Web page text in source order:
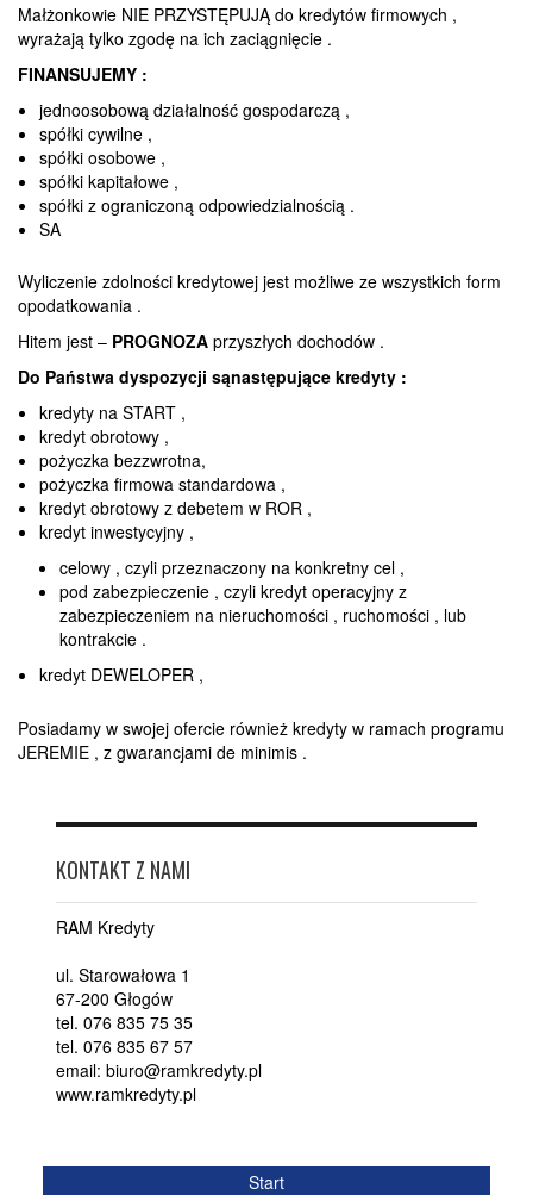
Małżonkowie NIE PRZYSTĘPUJĄ do kredytów firmowych ,
wyrażają tylko zgodę na ich zaciągnięcie .
FINANSUJEMY :
jednoosobową działalność gospodarczą ,
spółki cywilne ,
spółki osobowe ,
spółki kapitałowe ,
spółki z ograniczoną odpowiedzialnością .
SA
Wyliczenie zdolności kredytowej jest możliwe ze wszystkich form
opodatkowania .
Hitem jest – PROGNOZA przyszłych dochodów .
Do Państwa dyspozycji sąnastępujące kredyty :
kredyty na START ,
kredyt obrotowy ,
pożyczka bezzwrotna,
pożyczka firmowa standardowa ,
kredyt obrotowy z debetem w ROR ,
kredyt inwestycyjny ,
celowy , czyli przeznaczony na konkretny cel ,
pod zabezpieczenie , czyli kredyt operacyjny z
zabezpieczeniem na nieruchomości , ruchomości , lub
kontrakcie .
kredyt DEWELOPER ,
Posiadamy w swojej ofercie również kredyty w ramach programu
JEREMIE , z gwarancjami de minimis .
KONTAKT Z NAMI
RAM Kredyty
ul. Starowałowa 1
67-200 Głogów
tel. 076 835 75 35
tel. 076 835 67 57
email: biuro@ramkredyty.pl
www.ramkredyty.pl
Start